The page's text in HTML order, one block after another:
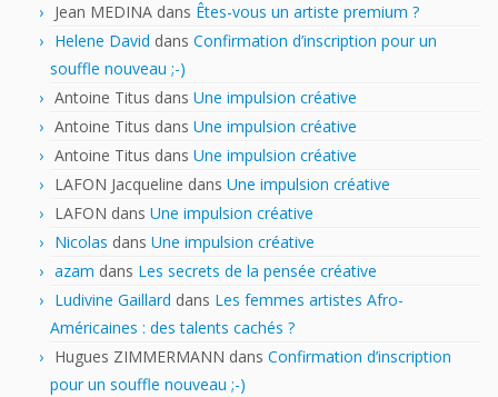
Jean MEDINA dans Êtes-vous un artiste premium ?
Helene David dans Confirmation d’inscription pour un
souffle nouveau ;-)
Antoine Titus dans Une impulsion créative
Antoine Titus dans Une impulsion créative
Antoine Titus dans Une impulsion créative
LAFON Jacqueline dans Une impulsion créative
LAFON dans Une impulsion créative
Nicolas dans Une impulsion créative
azam dans Les secrets de la pensée créative
Ludivine Gaillard dans Les femmes artistes Afro-
Américaines : des talents cachés ?
Hugues ZIMMERMANN dans Confirmation d’inscription
pour un souffle nouveau ;-)